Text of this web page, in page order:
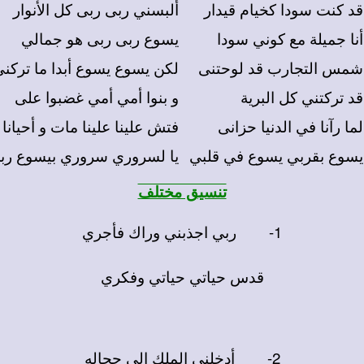
قد كنت سودا كخيام قيدار
ألبسني ربى ربى كل الأنوار
أنا جميلة مع كوني سودا
يسوع ربى ربى هو جمالي
شمس التجارب قد لوحتنى
لكن يسوع يسوع أبدا ما
قد تركتني كل البرية
و بنوا أمي أمي غضبوا على
لما رآنا في الدنيا حزانى
فتش علينا علينا مات و أحيانا
يسوع بقربي يسوع في قلبي يا لسروري سروري بيسوع
تنسيق مختلف
1- ربي اجذبني وراك فأجري
قدس حياتي حياتي وفكري
2- أدخلني الملك إلي حجاله